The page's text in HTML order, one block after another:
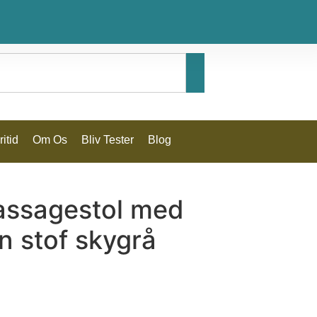
Om Os Bliv Tester Blog
med
stof skygrå